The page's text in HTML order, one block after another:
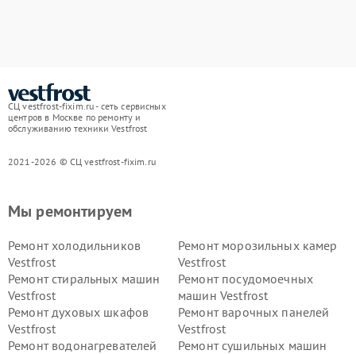
СЦ vestfrost-fixim.ru - сеть сервисных
центров в Москве по ремонту и
обслуживанию техники Vestfrost
2021-2026 © СЦ vestfrost-fixim.ru
Мы ремонтируем
Ремонт холодильников
Vestfrost
Ремонт морозильных камер
Vestfrost
Ремонт стиральных машин
Vestfrost
Ремонт посудомоечных
машин Vestfrost
Ремонт духовых шкафов
Vestfrost
Ремонт варочных панелей
Vestfrost
Ремонт водонагревателей
Ремонт сушильных машин